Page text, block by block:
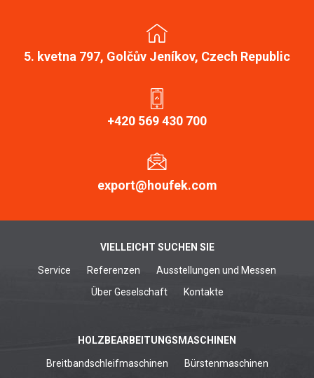
5. kvetna 797, Golčův Jeníkov, Czech Republic
+420 569 430 700
export@houfek.com
VIELLEICHT SUCHEN SIE
Service Referenzen
Ausstellungen und Messen
Über Geselschaft
Kontakte
HOLZBEARBEITUNGSMASCHINEN
Breitbandschleifmaschinen
Bürstenmaschinen